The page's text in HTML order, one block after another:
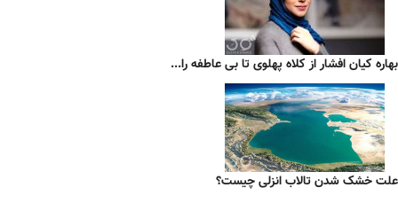
بهاره کیان افشار از کلاه پهلوی تا بی عاطفه را...
علت خشک شدن تالاب انزلی چیست؟